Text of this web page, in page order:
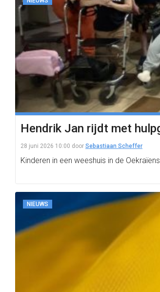
Hendrik Jan rijdt met
28 juni 2026 10:00 door Sebastiaan Scheffer
Kinderen in een weeshuis in de
NIEUWS